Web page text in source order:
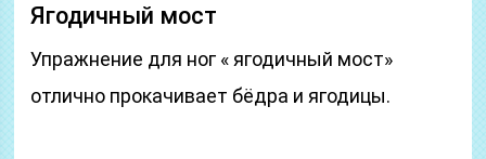
Ягодичный мост
Упражнение для ног « ягодичный мост»
отлично прокачивает бёдра и ягодицы.